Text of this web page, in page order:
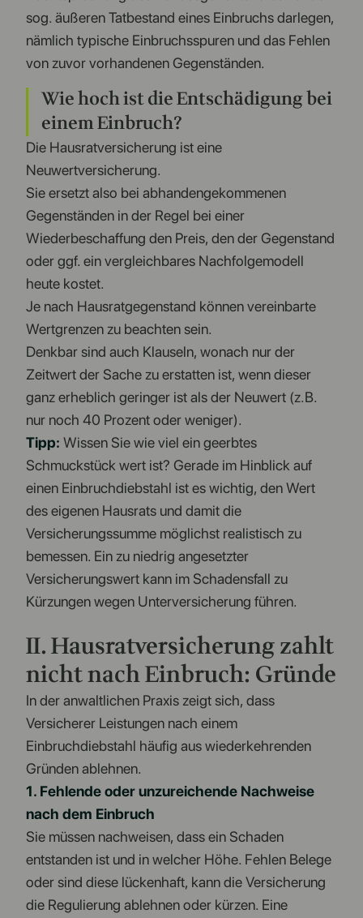
sog. äußeren Tatbestand eines Einbruchs darlegen,
nämlich typische Einbruchsspuren und das Fehlen
von zuvor vorhandenen Gegenständen.
Wie hoch ist die Entschädigung bei
einem Einbruch?
Die Hausratversicherung ist eine
Neuwertversicherung.
Sie ersetzt also bei abhandengekommenen
Gegenständen in der Regel bei einer
Wiederbeschaffung den Preis, den der Gegenstand
oder ggf. ein vergleichbares Nachfolgemodell
heute kostet.
Je nach Hausratgegenstand können vereinbarte
Wertgrenzen zu beachten sein.
Denkbar sind auch Klauseln, wonach nur der
Zeitwert der Sache zu erstatten ist, wenn dieser
ganz erheblich geringer ist als der Neuwert (z.B.
nur noch 40 Prozent oder weniger).
Tipp: Wissen Sie wie viel ein geerbtes
Schmuckstück wert ist? Gerade im Hinblick auf
einen Einbruchdiebstahl ist es wichtig, den Wert
des eigenen Hausrats und damit die
Versicherungssumme möglichst realistisch zu
bemessen. Ein zu niedrig angesetzter
Versicherungswert kann im Schadensfall zu
Kürzungen wegen Unterversicherung führen.
II. Hausratversicherung zahlt
nicht nach Einbruch: Gründe
In der anwaltlichen Praxis zeigt sich, dass
Versicherer Leistungen nach einem
Einbruchdiebstahl häufig aus wiederkehrenden
Gründen ablehnen.
1. Fehlende oder unzureichende Nachweise
nach dem Einbruch
Sie müssen nachweisen, dass ein Schaden
entstanden ist und in welcher Höhe. Fehlen Belege
oder sind diese lückenhaft, kann die Versicherung
die Regulierung ablehnen oder kürzen. Eine